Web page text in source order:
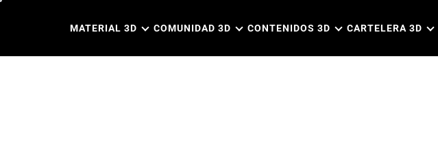
MATERIAL 3D COMUNIDAD 3D CONTENIDOS 3D CARTELERA 3D